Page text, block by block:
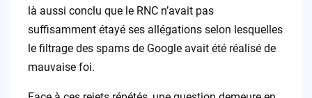
là aussi conclu que le RNC n’avait pas
suffisamment étayé ses allégations selon lesquelles
le filtrage des spams de Google avait été réalisé de
mauvaise foi.